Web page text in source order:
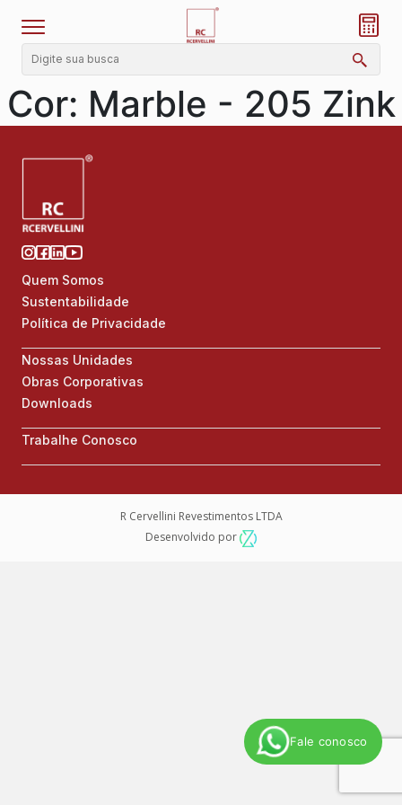
Fale conosco
Cor: Marble - 205 Zink
Quem Somos
Sustentabilidade
Política de Privacidade
Nossas Unidades
Obras Corporativas
Downloads
Trabalhe Conosco
R Cervellini Revestimentos LTDA
Desenvolvido por